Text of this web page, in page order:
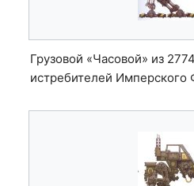
Грузовой «Часовой» из
истребителей Имперского